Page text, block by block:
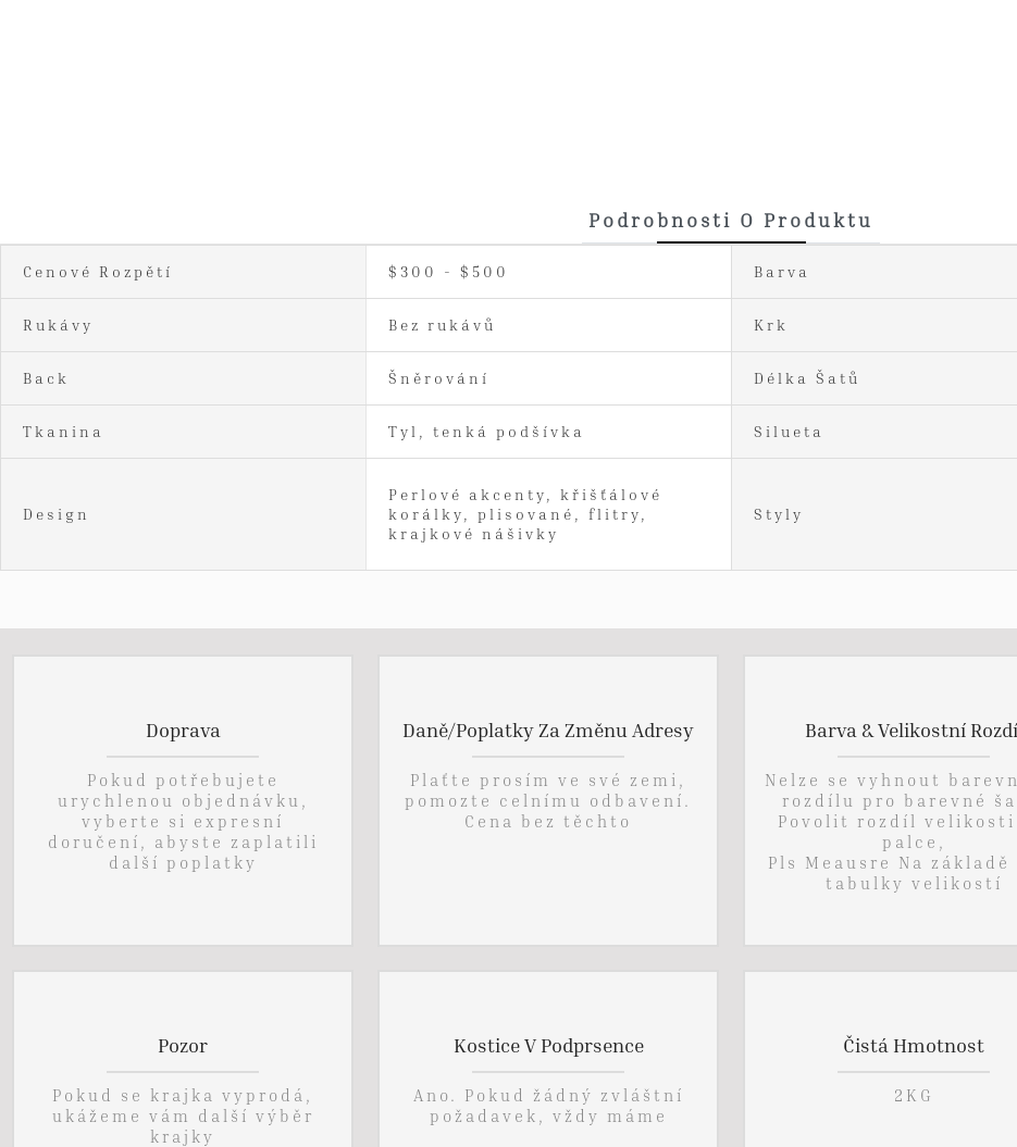
Podrobnosti O Produktu
Cenové Rozpětí $300 - $500 Barva
Rukávy Bez rukávů Krk
Back Šněrování Délka Šatů
Tkanina Tyl, tenká podšívka Silueta
Design
Perlové akcenty, křišťálové
korálky, plisované, flitry,
krajkové nášivky
Styly
Doprava
Pokud potřebujete
urychlenou objednávku,
vyberte si expresní
doručení, abyste zaplatili
další poplatky
Daně/Poplatky Za Změnu Adresy
Plaťte prosím ve své zemi,
pomozte celnímu odbavení.
Cena bez těchto
Barva & Velikostní
Nelze se vyhnout
rozdílu pro barevné
Povolit rozdíl velikosti
palce,
Pls Meausre Na základě
tabulky velikostí
Pozor
Pokud se krajka vyprodá,
ukážeme vám další výběr
krajky
Kostice V Podprsence
Ano. Pokud žádný zvláštní
požadavek, vždy máme
Čistá Hmotnost
2KG